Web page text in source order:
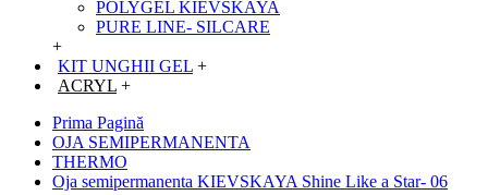
POLYGEL KIEVSKAYA
PURE LINE- SILCARE
+
KIT UNGHII GEL +
ACRYL +
Prima Pagină
OJA SEMIPERMANENTA
THERMO
Oja semipermanenta KIEVSKAYA Shine Like a Star- 06